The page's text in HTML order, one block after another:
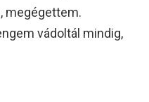
megégettem.
vádoltál mindig,